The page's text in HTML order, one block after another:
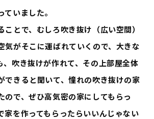
いました。
ことで、むしろ吹き抜け（広い空間）
気がそこに運ばれていくので、大きな
、吹き抜けが作れて、その上部屋全体
できると聞いて、憧れの吹き抜けの家
ので、ぜひ高気密の家にしてもらっ
家を作ってもらったらいいんじゃない